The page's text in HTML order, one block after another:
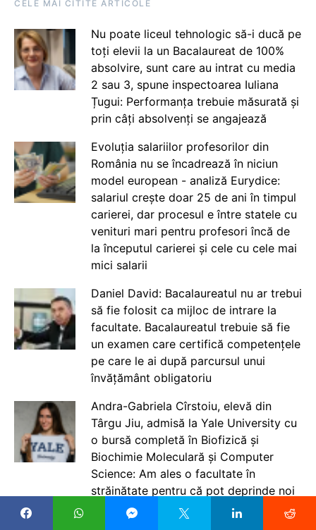
CELE MAI CITITE ARTICOLE
Nu poate liceul tehnologic să-i ducă pe
toți elevii la un Bacalaureat de 100%
absolvire, sunt care au intrat cu media
2 sau 3, spune inspectoarea Iuliana
Țugui: Performanța trebuie măsurată și
prin câți absolvenți se angajează
Evoluția salariilor profesorilor din
România nu se încadrează în niciun
model european - analiză Eurydice:
salariul crește doar 25 de ani în timpul
carierei, dar procesul e între statele cu
venituri mari pentru profesori încă de
la începutul carierei și cele cu cele mai
mici salarii
Daniel David: Bacalaureatul nu ar trebui
să fie folosit ca mijloc de intrare la
facultate. Bacalaureatul trebuie să fie
un examen care certifică competențele
pe care le ai după parcursul unui
învățământ obligatoriu
Andra-Gabriela Cîrstoiu, elevă din
Târgu Jiu, admisă la Yale University cu
o bursă completă în Biofizică și
Biochimie Moleculară și Computer
Science: Am ales o facultate în
străinătate pentru că pot deprinde noi
cunoștințe, dar vreau să mă întorc în